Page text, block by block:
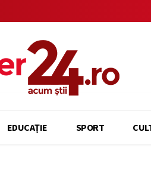
EDUCAȚIE SPORT